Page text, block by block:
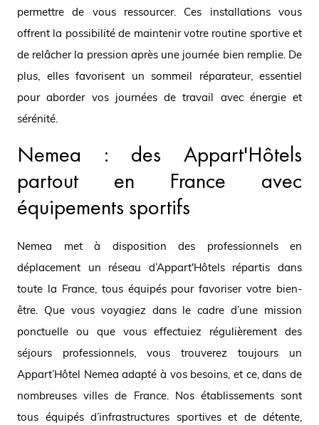
permettre de vous ressourcer. Ces installations vous
offrent la possibilité de maintenir votre routine sportive et
de relâcher la pression après une journée bien remplie. De
plus, elles favorisent un sommeil réparateur, essentiel
pour aborder vos journées de travail avec énergie et
sérénité.
Nemea : des Appart'Hôtels
partout en France avec
équipements sportifs
Nemea met à disposition des professionnels en
déplacement un réseau d’Appart'Hôtels répartis dans
toute la France, tous équipés pour favoriser votre bien-
être. Que vous voyagiez dans le cadre d’une mission
ponctuelle ou que vous effectuiez régulièrement des
séjours professionnels, vous trouverez toujours un
Appart’Hôtel Nemea adapté à vos besoins, et ce, dans de
nombreuses villes de France. Nos établissements sont
tous équipés d’infrastructures sportives et de détente,